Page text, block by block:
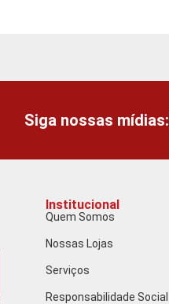
Siga nossas mídias:
Institucional
Quem Somos
Nossas Lojas
Serviços
Responsabilidade Social